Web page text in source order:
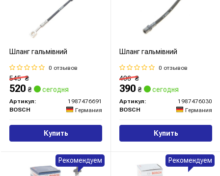
Шланг гальмівний
0 отзывов
545₴
520 ₴ сегодня
Артикул:
1987476691
BOSCH
Германия
Купить
Шланг гальмівний
0 отзывов
406₴
390 ₴ сегодня
Артикул:
1987476030
BOSCH
Германия
Купить
Рекомендуем Рекомендуем